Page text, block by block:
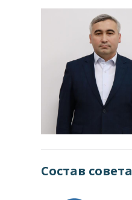
Состав совета